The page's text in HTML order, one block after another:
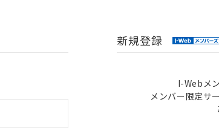
新規登録
I-Webメ
メンバー限定サ